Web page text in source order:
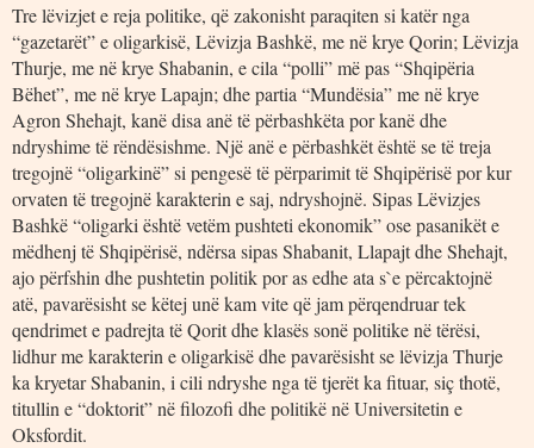
Tre lëvizjet e reja politike, që zakonisht paraqiten si katër nga
“gazetarët” e oligarkisë, Lëvizja Bashkë, me në krye Qorin; Lëvizja
Thurje, me në krye Shabanin, e cila “polli” më pas “Shqipëria
Bëhet”, me në krye Lapajn; dhe partia “Mundësia” me në krye
Agron Shehajt, kanë disa anë të përbashkëta por kanë dhe
ndryshime të rëndësishme. Një anë e përbashkët është se të treja
tregojnë “oligarkinë” si pengesë të përparimit të Shqipërisë por kur
orvaten të tregojnë karakterin e saj, ndryshojnë. Sipas Lëvizjes
Bashkë “oligarki është vetëm pushteti ekonomik” ose pasanikët e
mëdhenj të Shqipërisë, ndërsa sipas Shabanit, Llapajt dhe Shehajt,
ajo përfshin dhe pushtetin politik por as edhe ata s`e përcaktojnë
atë, pavarësisht se këtej unë kam vite që jam përqendruar tek
qendrimet e padrejta të Qorit dhe klasës sonë politike në tërësi,
lidhur me karakterin e oligarkisë dhe pavarësisht se lëvizja Thurje
ka kryetar Shabanin, i cili ndryshe nga të tjerët ka fituar, siç thotë,
titullin e “doktorit” në filozofi dhe politikë në Universitetin e
Oksfordit.